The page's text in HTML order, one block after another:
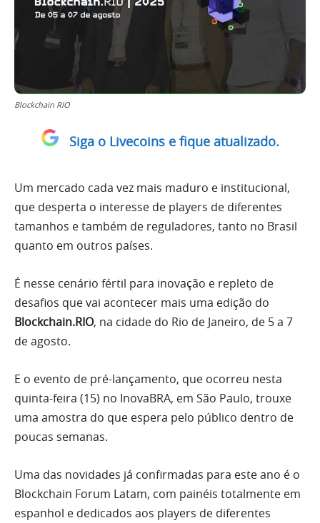
Blockchain RIO
Siga o Livecoins e fique atualizado.
Um mercado cada vez mais maduro e institucional,
que desperta o interesse de players de diferentes
tamanhos e também de reguladores, tanto no Brasil
quanto em outros países.
É nesse cenário fértil para inovação e repleto de
desafios que vai acontecer mais uma edição do
Blockchain.RIO, na cidade do Rio de Janeiro, de 5 a 7
de agosto.
E o evento de pré-lançamento, que ocorreu nesta
quinta-feira (15) no InovaBRA, em São Paulo, trouxe
uma amostra do que espera pelo público dentro de
poucas semanas.
Uma das novidades já confirmadas para este ano é o
Blockchain Forum Latam, com painéis totalmente em
espanhol e dedicados aos players de diferentes